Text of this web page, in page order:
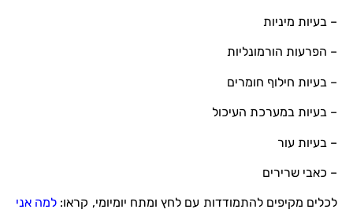
– בעיות מיניות
– הפרעות הורמונליות
– בעיות חילוף חומרים
– בעיות במערכת העיכול
– בעיות עור
– כאבי שרירים
לכלים מקיפים להתמודדות עם לחץ ומתח יומיומי, קראו: למה אני